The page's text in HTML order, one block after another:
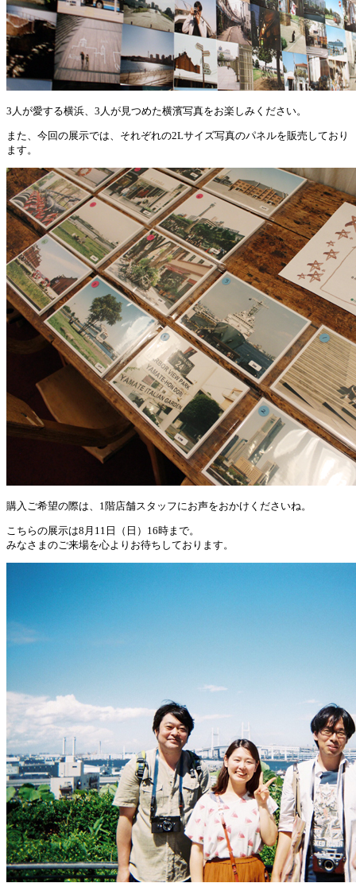
3人が愛する横浜、3人が見つめた横濱写真をお楽しみください。
また、今回の展示では、それぞれの2Lサイズ写真のパネルを販売しており
ます。
購入ご希望の際は、1階店舗スタッフにお声をおかけくださいね。
こちらの展示は8月11日（日）16時まで。
みなさまのご来場を心よりお待ちしております。